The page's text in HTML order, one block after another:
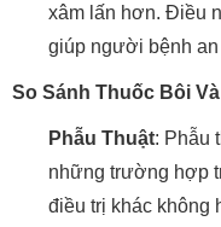
xâm lấn hơn. Điều
giúp người bệnh
So Sánh Thuốc Bôi
Phẫu Thuật: Phẫu
những trường hợp
điều trị khác không